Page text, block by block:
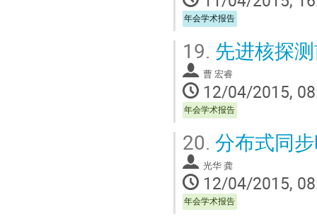
年会学术报告
19. 先进核探
曹 宏睿
12/04/2015,
年会学术报告
20. 分布式同
光华 龚
12/04/2015,
年会学术报告